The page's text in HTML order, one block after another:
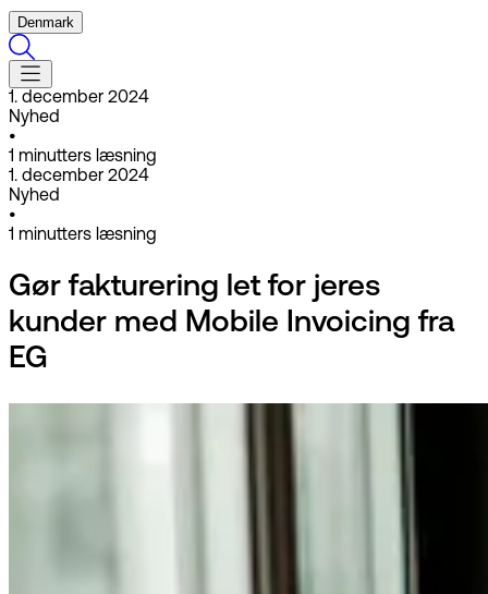
Denmark
1. december 2024
Nyhed
•
1 minutters læsning
1. december 2024
Nyhed
•
1 minutters læsning
Gør fakturering let for jeres
kunder med Mobile Invoicing fra
EG